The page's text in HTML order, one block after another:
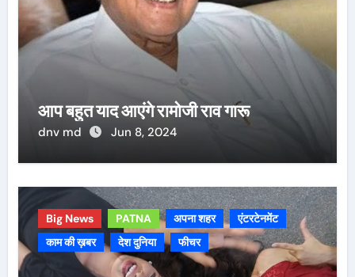
आप बहुत याद आएंगे रामोजी राव गारू
dnv md Jun 8, 2024
Big News PATNA अपना शहर
एंटरटेनमेंट
काम की ख़बर
देश दुनिया फीचर